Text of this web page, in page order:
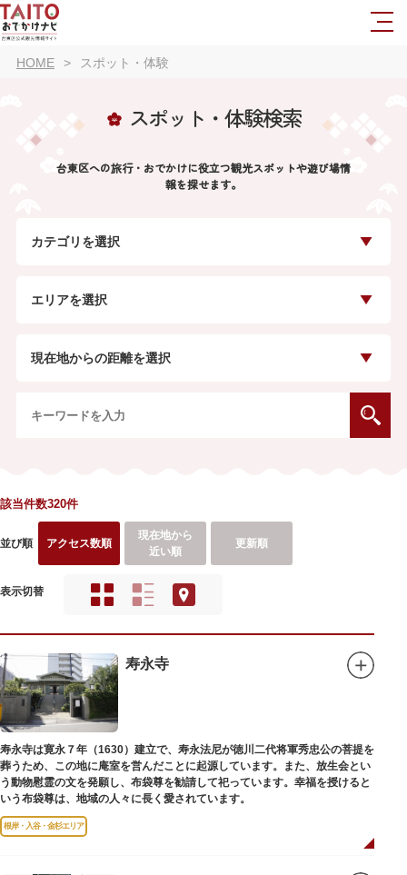
HOME スポット・体験
スポット・体験検索
台東区への旅行・おでかけに役立つ観光スポットや遊び場情
報を探せます。
カテゴリを選択
エリアを選択
現在地からの距離を選択
該当件数320件
並び順 アクセス数順
現在地から
近い順
更新順
表示切替
寿永寺
寿永寺は寛永７年（1630）建立で、寿永法尼が徳川二代将軍秀忠公の菩提を
葬うため、この地に庵室を営んだことに起源しています。また、放生会とい
う動物慰霊の文を発願し、布袋尊を勧請して祀っています。幸福を授けると
いう布袋尊は、地域の人々に長く愛されています。
根岸・入谷・金杉エリア